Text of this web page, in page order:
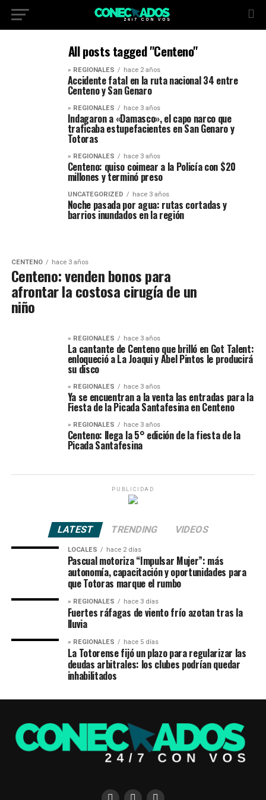
All posts tagged "Centeno"
» REGIONALES hace 2 años
Accidente fatal en la ruta nacional 34 entre
Centeno y San Genaro
» REGIONALES hace 3 años
Indagaron a «Damasco», el capo narco que
traficaba estupefacientes en San Genaro y
Totoras
» REGIONALES hace 3 años
Centeno: quiso coimear a la Policía con $20
millones y terminó preso
UNCATEGORIZED hace 3 años
Noche pasada por agua: rutas cortadas y
barrios inundados en la región
CENTENO hace 3 años
Centeno: venden bonos para
afrontar la costosa cirugía de un
niño
» REGIONALES hace 3 años
La cantante de Centeno que brilló en Got Talent:
enloqueció a La Joaqui y Abel Pintos le producirá
su disco
» REGIONALES hace 3 años
Ya se encuentran a la venta las entradas para la
Fiesta de la Picada Santafesina en Centeno
» REGIONALES hace 3 años
Centeno: llega la 5° edición de la fiesta de la
Picada Santafesina
PUBLICIDAD
LATEST TRENDING VIDEOS
LOCALES hace 2 días
Pascual motoriza “Impulsar Mujer”: más
autonomía, capacitación y oportunidades para
que Totoras marque el rumbo
» REGIONALES hace 3 días
Fuertes ráfagas de viento frío azotan tras la
lluvia
» REGIONALES hace 5 días
La Totorense fijó un plazo para regularizar las
deudas arbitrales: los clubes podrían quedar
inhabilitados